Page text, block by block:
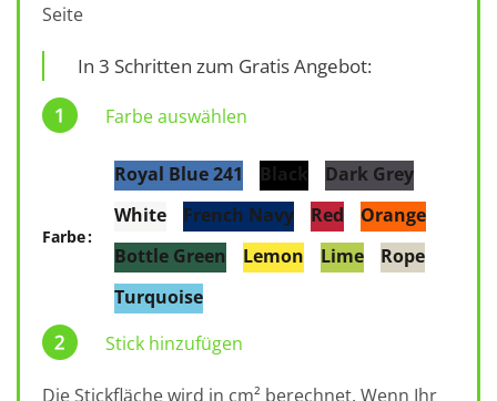
Seite
In 3 Schritten zum Gratis Angebot:
Farbe auswählen
Farbe
Royal Blue 241 Black
Dark Grey
White
French Navy Red
Orange
Bottle Green
Lemon Lime
Rope
Turquoise
Stick hinzufügen
Die Stickfläche wird in cm² berechnet. Wenn Ihr